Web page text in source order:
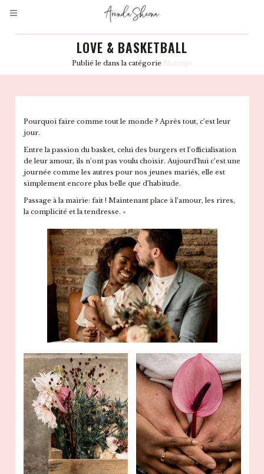
LOVE & BASKETBALL
Publié le dans la catégorie Mariage
Pourquoi faire comme tout le monde ? Après tout, c’est leur
jour.
Entre la passion du basket, celui des burgers et l’officialisation
de leur amour, ils n’ont pas voulu choisir. Aujourd’hui c’est une
journée comme les autres pour nos jeunes mariés, elle est
simplement encore plus belle que d’habitude.
Passage à la mairie: fait ! Maintenant place à l’amour, les rires,
la complicité et la tendresse. »